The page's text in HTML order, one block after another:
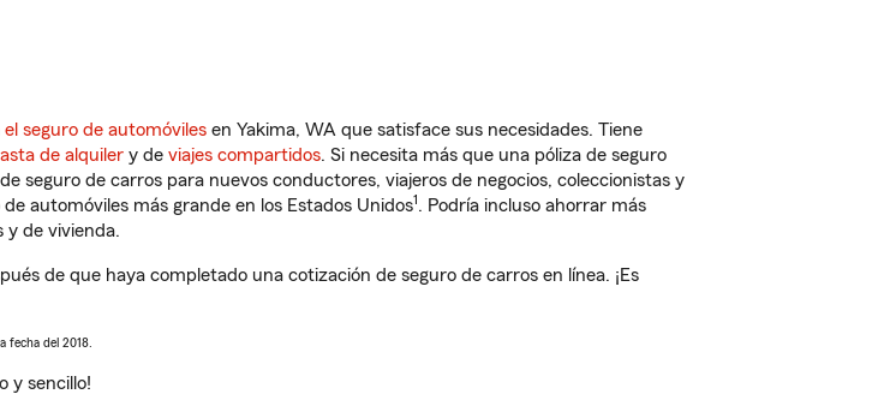
el seguro de automóviles en Yakima, WA que satisface sus necesidades. Tiene
de alquiler y de viajes compartidos. Si necesita más que una póliza de seguro
seguro de carros para nuevos conductores, viajeros de negocios, coleccionistas y
automóviles más grande en los Estados Unidos1. Podría incluso ahorrar más
y de vivienda.
de que haya completado una cotización de seguro de carros en línea. ¡Es
fecha del 2018.
y sencillo!